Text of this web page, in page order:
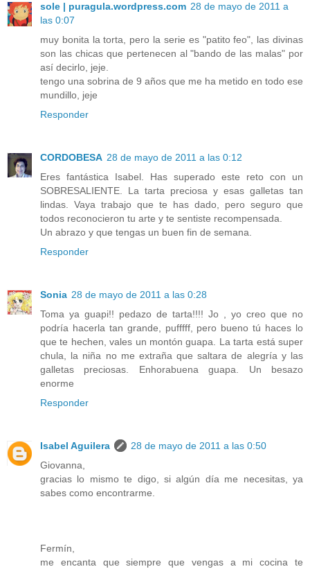
sole | puragula.wordpress.com 28 de mayo de 2011 a
las 0:07
muy bonita la torta, pero la serie es "patito feo", las divinas
son las chicas que pertenecen al "bando de las malas" por
así decirlo, jeje.
tengo una sobrina de 9 años que me ha metido en todo ese
mundillo, jeje
Responder
CORDOBESA 28 de mayo de 2011 a las 0:12
Eres fantástica Isabel. Has superado este reto con un
SOBRESALIENTE. La tarta preciosa y esas galletas tan
lindas. Vaya trabajo que te has dado, pero seguro que
todos reconocieron tu arte y te sentiste recompensada.
Un abrazo y que tengas un buen fin de semana.
Responder
Sonia 28 de mayo de 2011 a las 0:28
Toma ya guapi!! pedazo de tarta!!!! Jo , yo creo que no
podría hacerla tan grande, pufffff, pero bueno tú haces lo
que te hechen, vales un montón guapa. La tarta está super
chula, la niña no me extraña que saltara de alegría y las
galletas preciosas. Enhorabuena guapa. Un besazo
enorme
Responder
Isabel Aguilera
28 de mayo de 2011 a las 0:50
Giovanna,
gracias lo mismo te digo, si algún día me necesitas, ya
sabes como encontrarme.
Fermín,
me encanta que siempre que vengas a mi cocina te